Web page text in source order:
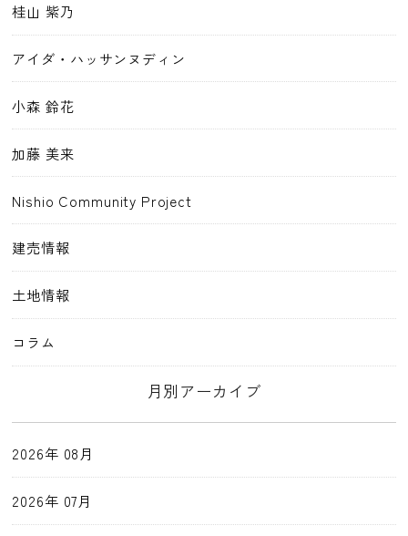
桂山 紫乃
アイダ・ハッサンヌディン
小森 鈴花
加藤 美来
Nishio Community Project
建売情報
土地情報
コラム
月別アーカイブ
2026年 08月
2026年 07月